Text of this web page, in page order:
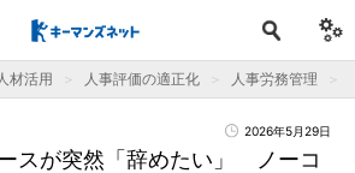
材活用 人事評価の適正化 人事労務管理
2026年5月29日
スが突然「辞めたい」 ノーコ